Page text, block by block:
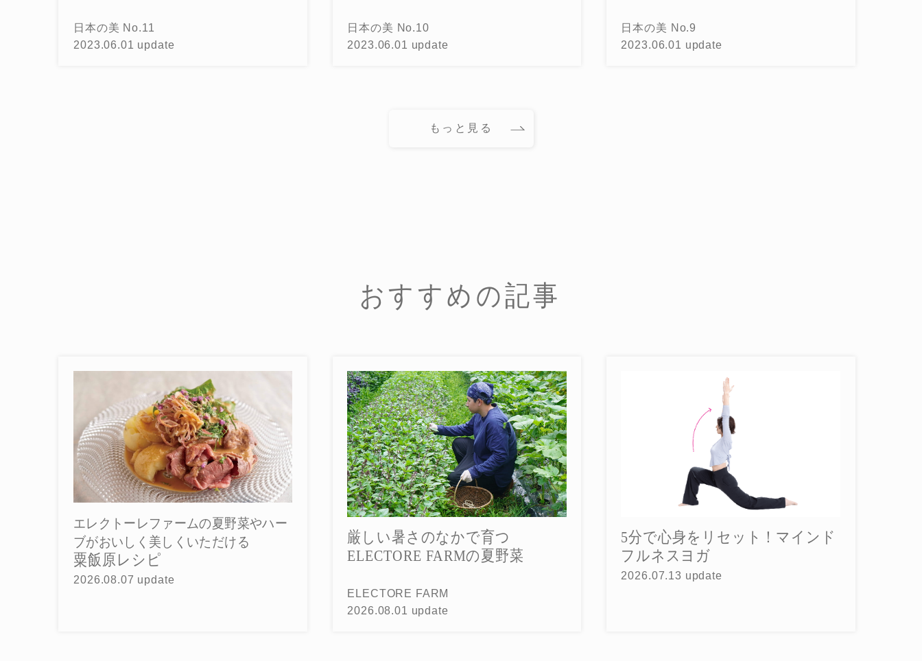
日本の美 No.11
2023.06.01 update
日本の美 No.10
2023.06.01 update
日本の美 No.9
2023.06.01 update
もっと見る
おすすめの記事
エレクトーレファームの夏野菜やハー
ブがおいしく美しくいただける
粟飯原レシピ
2026.08.07 update
厳しい暑さのなかで育つ
ELECTORE FARMの夏野菜
ELECTORE FARM
2026.08.01 update
5分で心身をリセット！マインド
フルネスヨガ
2026.07.13 update